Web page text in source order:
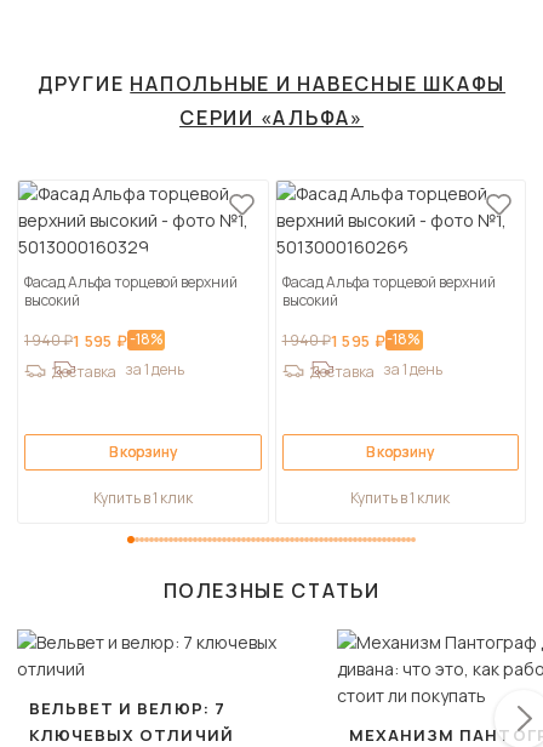
ДРУГИЕ НАПОЛЬНЫЕ И НАВЕСНЫЕ ШКАФЫ
СЕРИИ «АЛЬФА»
Фасад Альфа торцевой верхний
высокий
1 940 ₽1 595 ₽-18%
Доставка за 1 день
В корзину
Купить в 1 клик
Фасад Альфа торцевой верхний
высокий
1 940 ₽1 595 ₽-18%
Доставка за 1 день
В корзину
Купить в 1 клик
ПОЛЕЗНЫЕ СТАТЬИ
ВЕЛЬВЕТ И ВЕЛЮР: 7
КЛЮЧЕВЫХ ОТЛИЧИЙ
МЕХАНИЗМ